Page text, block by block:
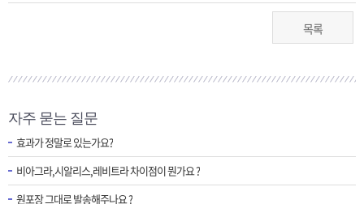
목록
자주 묻는 질문
효과가 정말로 있는가요?
비아그라,시알리스,레비트라 차이점이 뭔가요 ?
원포장 그대로 발송해주나요 ?